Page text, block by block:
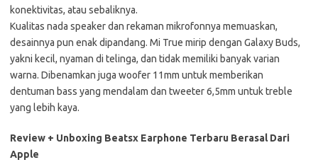
konektivitas, atau sebaliknya.
Kualitas nada speaker dan rekaman mikrofonnya memuaskan,
desainnya pun enak dipandang. Mi True mirip dengan Galaxy Buds,
yakni kecil, nyaman di telinga, dan tidak memiliki banyak varian
warna. Dibenamkan juga woofer 11mm untuk memberikan
dentuman bass yang mendalam dan tweeter 6,5mm untuk treble
yang lebih kaya.
Review + Unboxing Beatsx Earphone Terbaru Berasal Dari
Apple